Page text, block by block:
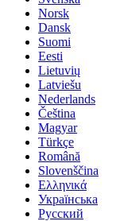
Norsk
Dansk
Suomi
Eesti
Lietuvių
Latviešu
Nederlands
Čeština
Magyar
Türkçe
Română
Slovenščina
Ελληνικά
Українська
Русский